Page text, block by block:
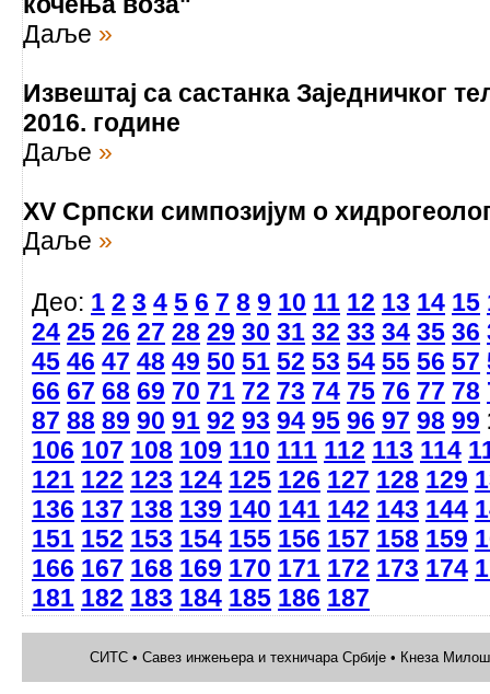
Даље »
Извештај са састанка Заједничког
2016. године
Даље »
XV Српски симпозијум о
Даље »
Део: 1 2 3 4 5 6 7 8 9 10 11 12 13 14 15
24 25 26 27 28 29 30 31 32 33 34 35 36
45 46 47 48 49 50 51 52 53 54 55 56 57
66 67 68 69 70 71 72 73 74 75 76 77 78
87 88 89 90 91 92 93 94 95 96 97 98 99
106 107 108 109 110 111 112 113 114
121 122 123 124 125 126 127 128 129
136 137 138 139 140 141 142 143 144
151 152 153 154 155 156 157 158 159
166 167 168 169 170 171 172 173 174
181 182 183 184 185 186 187
СИТС • Савез инжењера и техничара Србије • Кнеза